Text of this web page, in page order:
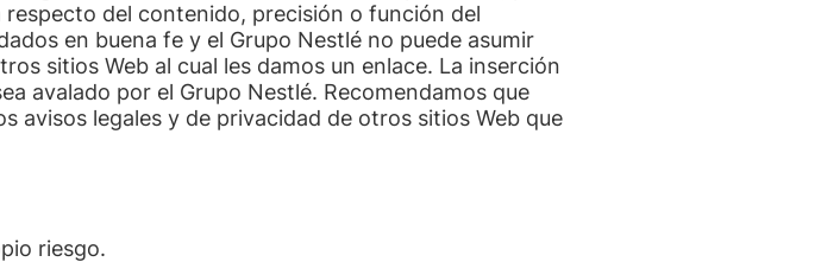
del contenido, precisión o función del
en buena fe y el Grupo Nestlé no puede asumir
sitios Web al cual les damos un enlace. La inserción
avalado por el Grupo Nestlé. Recomendamos que
avisos legales y de privacidad de otros sitios Web que
riesgo.